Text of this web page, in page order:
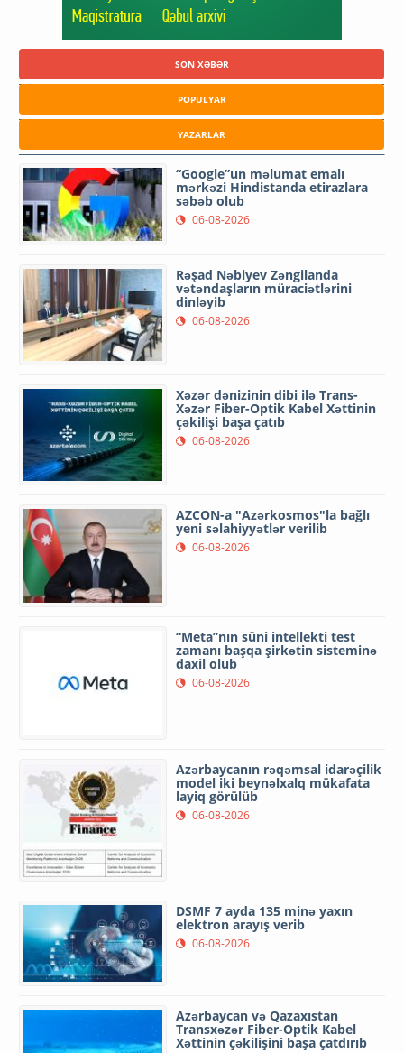
SON XƏBƏR
POPULYAR
YAZARLAR
“Google”un məlumat emalı
mərkəzi Hindistanda etirazlara
səbəb olub
06-08-2026
Rəşad Nəbiyev Zəngilanda
vətəndaşların müraciətlərini
dinləyib
06-08-2026
Xəzər dənizinin dibi ilə Trans-
Xəzər Fiber-Optik Kabel Xəttinin
çəkilişi başa çatıb
06-08-2026
AZCON-a "Azərkosmos"la bağlı
yeni səlahiyyətlər verilib
06-08-2026
“Meta”nın süni intellekti test
zamanı başqa şirkətin sisteminə
daxil olub
06-08-2026
Azərbaycanın rəqəmsal idarəçilik
model iki beynəlxalq mükafata
layiq görülüb
06-08-2026
DSMF 7 ayda 135 minə yaxın
elektron arayış verib
06-08-2026
Azərbaycan və Qazaxıstan
Transxəzər Fiber-Optik Kabel
Xəttinin çəkilişini başa çatdırıb